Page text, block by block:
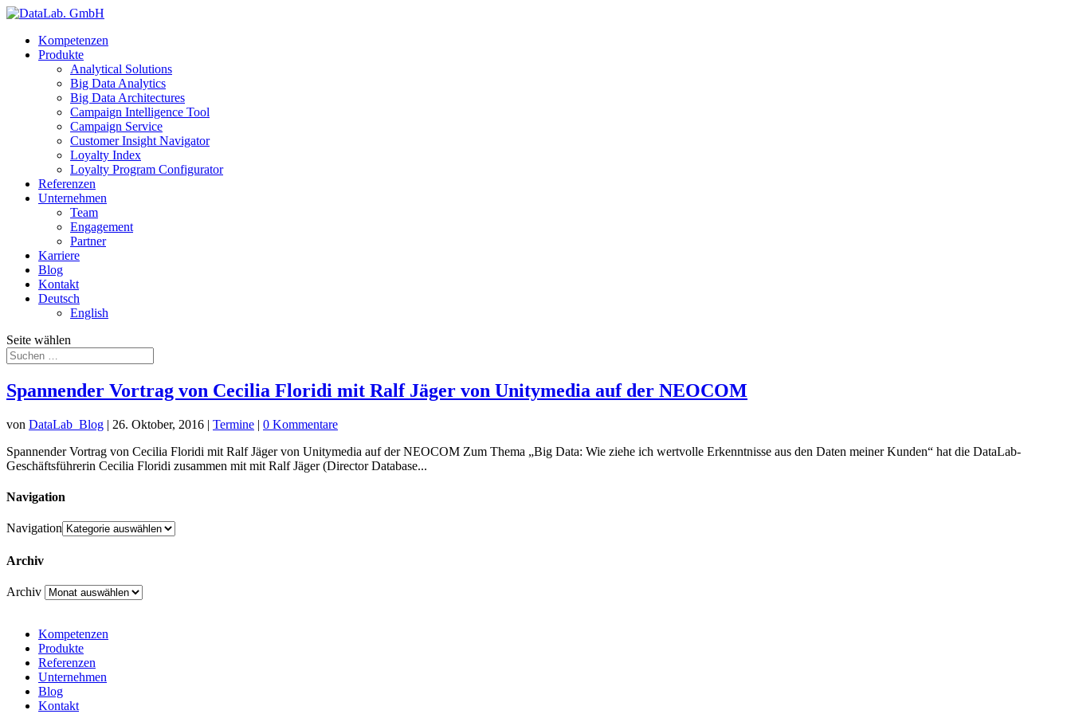
Kompetenzen
Produkte
Analytical Solutions
Big Data Analytics
Big Data Architectures
Campaign Intelligence Tool
Campaign Service
Customer Insight Navigator
Loyalty Index
Loyalty Program Configurator
Referenzen
Unternehmen
Team
Engagement
Partner
Karriere
Blog
Kontakt
Deutsch
English
Seite wählen
Spannender Vortrag von Cecilia Floridi mit Ralf Jäger von Unitymedia auf der NEOCOM
von DataLab_Blog | 26. Oktober, 2016 | Termine | 0 Kommentare
Spannender Vortrag von Cecilia Floridi mit Ralf Jäger von Unitymedia auf der NEOCOM Zum Thema „Big Data: Wie ziehe ich wertvolle Erkenntnisse aus den Daten meiner Kunden“ hat die DataLab-
Geschäftsführerin Cecilia Floridi zusammen mit mit Ralf Jäger (Director Database...
Navigation
Navigation
Archiv
Archiv
Kompetenzen
Produkte
Referenzen
Unternehmen
Blog
Kontakt